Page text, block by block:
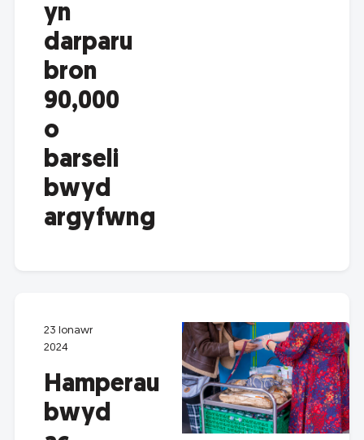
yn
darparu
bron
90,000
o
barseli
bwyd
argyfwng
23 Ionawr
2024
Hamperau
bwyd